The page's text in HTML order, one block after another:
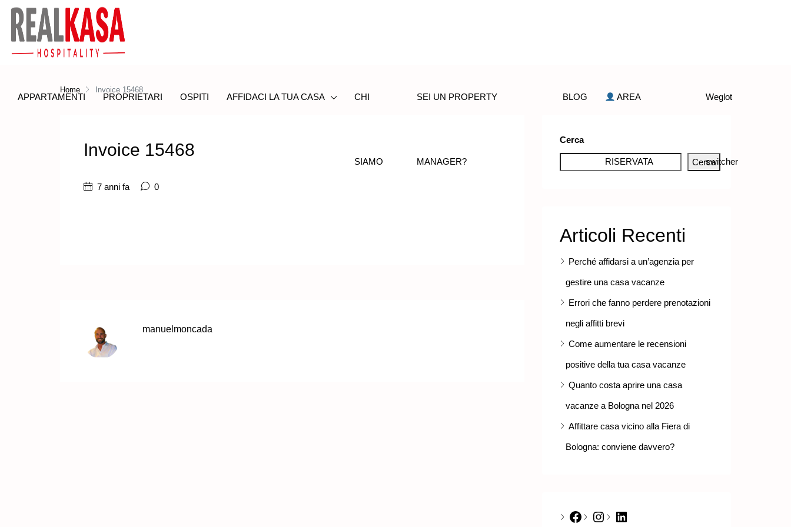
APPARTAMENTI PROPRIETARI OSPITI AFFIDACI LA TUA CASA CHI
SIAMO
SEI UN PROPERTY
MANAGER?
BLOG AREA
RISERVATA
Weglot
switcher
Home Invoice 15468
Invoice 15468
7 anni fa 0
manuelmoncada
Cerca
Cerca
Articoli Recenti
Perché affidarsi a un’agenzia per
gestire una casa vacanze
Errori che fanno perdere prenotazioni
negli affitti brevi
Come aumentare le recensioni
positive della tua casa vacanze
Quanto costa aprire una casa
vacanze a Bologna nel 2026
Affittare casa vicino alla Fiera di
Bologna: conviene davvero?
Facebook
Instagram
LinkedIn